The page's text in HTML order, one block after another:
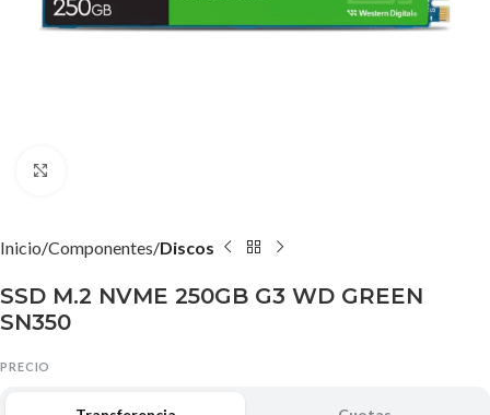
Inicio Componentes Discos
SSD M.2 NVME 250GB G3 WD GREEN
SN350
PRECIO